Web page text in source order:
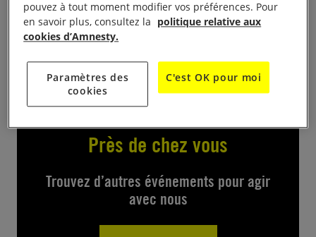
cette année autour du 10 décembre, journée
internationale des droits de l’homme Kiosque de
Jaude Place de Jaude, de 10 h à 17 h.
Près de chez vous
Trouvez d’autres événements pour agir
avec nous
pouvez à tout moment modifier vos préférences. Pour
en savoir plus, consultez la politique relative aux
cookies d’Amnesty.
Paramètres des
cookies
C'est OK pour moi